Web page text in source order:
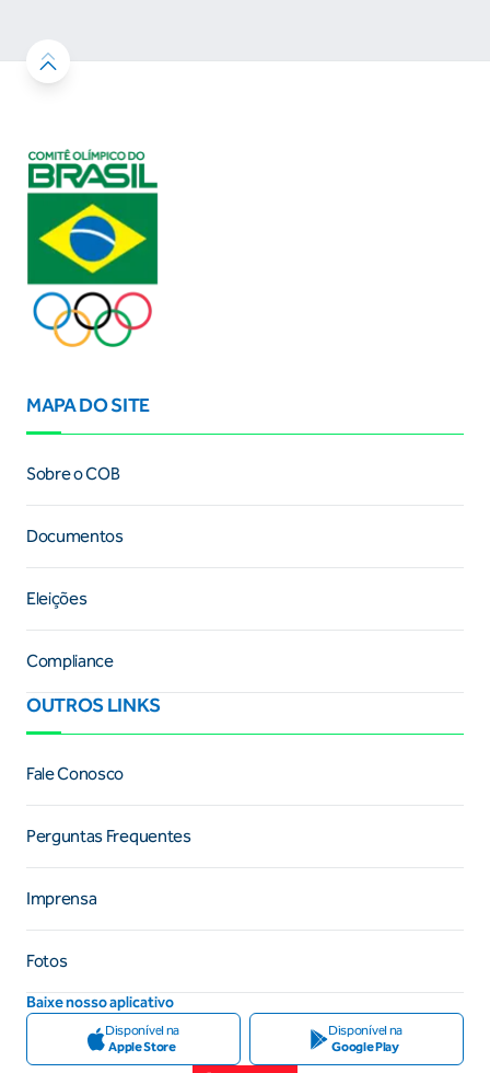
MAPA DO SITE
Sobre o COB
Documentos
Eleições
Compliance
OUTROS LINKS
Fale Conosco
Perguntas Frequentes
Imprensa
Fotos
Baixe nosso aplicativo
Disponível na
Apple Store
Disponível na
Google Play